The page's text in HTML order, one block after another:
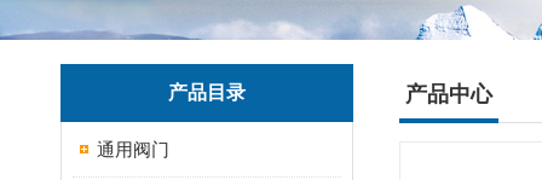
产品目录
通用阀门
产品中心